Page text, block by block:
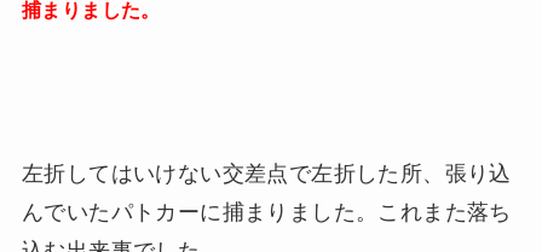
捕まりました。
左折してはいけない交差点で左折した所、張り込
んでいたパトカーに捕まりました。これまた落ち